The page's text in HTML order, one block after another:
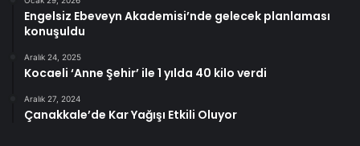
Engelsiz Ebeveyn Akademisi’nde gelecek planlaması
konuşuldu
Aralık 24, 2025
Kocaeli ‘Anne Şehir’ ile 1 yılda 40 kilo verdi
Aralık 27, 2024
Çanakkale’de Kar Yağışı Etkili Oluyor